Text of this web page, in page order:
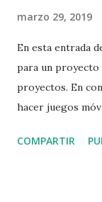
marzo 29, 2019
En esta entrada
para un proyecto
proyectos. En
hacer juegos
3 escenas que
COMPARTIR